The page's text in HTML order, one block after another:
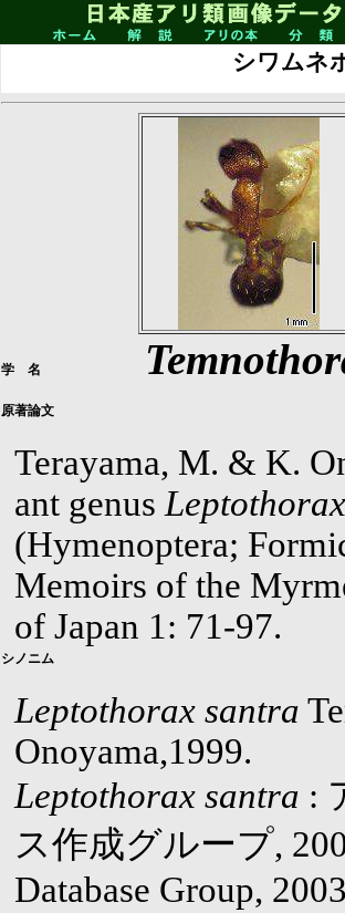
シワムネ
学 名
原著論文
Terayama, M. & K.
ant genus Leptothorax
(Hymenoptera;
Memoirs of the
of Japan 1: 71-97.
シノニム
Leptothorax santra
Onoyama,1999.
Leptothorax santra :
ス作成グループ,
Database Group,